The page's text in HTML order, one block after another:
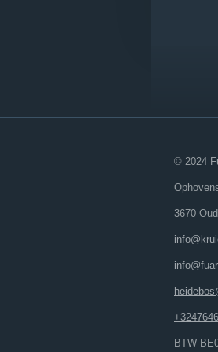
© 2024
3670
BTW